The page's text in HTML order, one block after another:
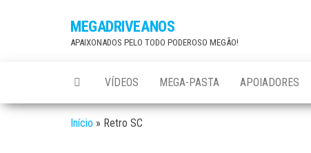
MEGADRIVEANOS
APAIXONADOS PELO TODO PODEROSO MEGÃO!
VÍDEOS MEGA-PASTA APOIADORES
Início » Retro SC